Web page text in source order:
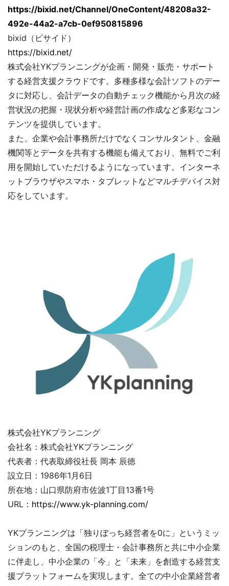
https://bixid.net/Channel/OneContent/48208a32-
492e-44a2-a7cb-0ef950815896
bixid（ビサイド）
https://bixid.net/
株式会社YKプランニングが企画・開発・販売・サポート
する経営支援クラウドです。多種多様な会計ソフトのデー
タに対応し、会計データの自動チェック機能から月次の経
営状況の把握・現状分析や経営計画の作成など多彩なコン
テンツを提供しています。
また、企業や会計事務所だけでなくコンサルタント、金融
機関等とデータを共有する機能も備えており、無料でご利
用を開始していただけるようになっています。インターネ
ットブラウザやスマホ・タブレットなどマルチデバイス対
応をしています。
株式会社YKプランニング
会社名：株式会社YKプランニング
代表者：代表取締役社長 岡本 辰徳
設立日：1986年1月6日
所在地：山口県防府市佐波1丁目13番1号
URL： https://www.yk-planning.com/
YKプランニングは「独りぼっち経営者を0に」というミッ
ションのもと、全国の税理士・会計事務所と共に中小企業
に伴走し、中小企業の「今」と「未来」を創造する経営支
援プラットフォームを実現します。全ての中小企業経営者